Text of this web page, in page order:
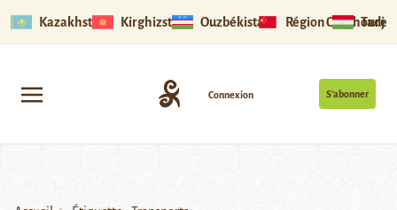
Kazakhstan Kirghizstan Ouzbékistan Région Ouïghoure
S’abonner
Connexion